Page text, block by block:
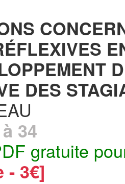
DES
34
gratuite
- 3€]